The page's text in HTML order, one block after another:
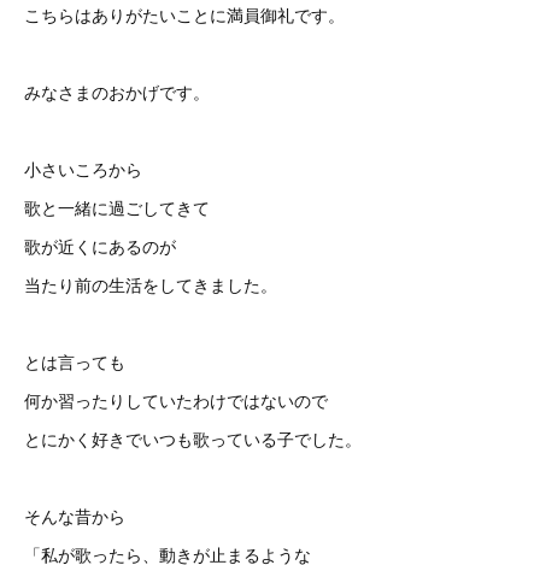
こちらはありがたいことに満員御礼です。
みなさまのおかげです。
小さいころから
歌と一緒に過ごしてきて
歌が近くにあるのが
当たり前の生活をしてきました。
とは言っても
何か習ったりしていたわけではないので
とにかく好きでいつも歌っている子でした。
そんな昔から
「私が歌ったら、動きが止まるような